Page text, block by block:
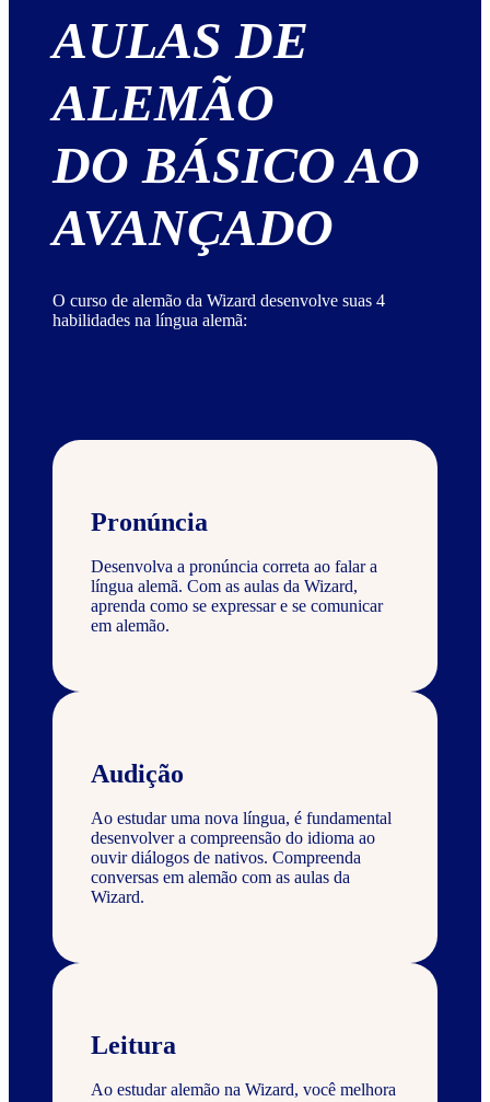
AULAS DE
ALEMÃO
DO BÁSICO AO
AVANÇADO
O curso de alemão da Wizard desenvolve suas 4
habilidades na língua alemã:
Pronúncia
Desenvolva a pronúncia correta ao falar a
língua alemã. Com as aulas da Wizard,
aprenda como se expressar e se comunicar
em alemão.
Audição
Ao estudar uma nova língua, é fundamental
desenvolver a compreensão do idioma ao
ouvir diálogos de nativos. Compreenda
conversas em alemão com as aulas da
Wizard.
Leitura
Ao estudar alemão na Wizard, você melhora